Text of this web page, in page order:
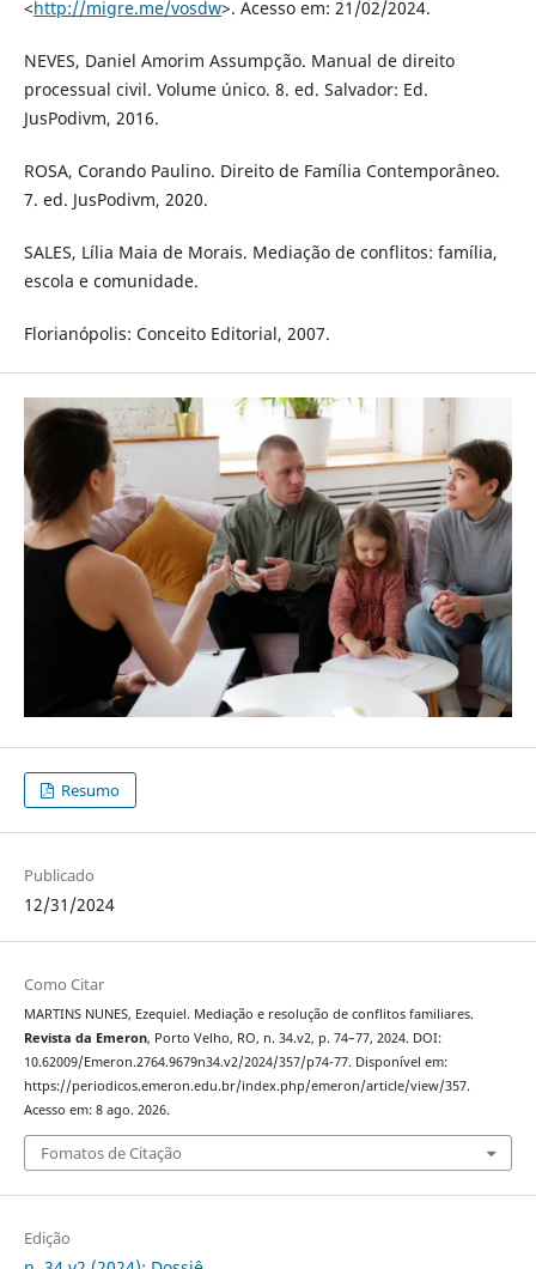
<http://migre.me/vosdw>. Acesso em: 21/02/2024.
NEVES, Daniel Amorim Assumpção. Manual de direito
processual civil. Volume único. 8. ed. Salvador: Ed.
JusPodivm, 2016.
ROSA, Corando Paulino. Direito de Família Contemporâneo.
7. ed. JusPodivm, 2020.
SALES, Lília Maia de Morais. Mediação de conflitos: família,
escola e comunidade.
Florianópolis: Conceito Editorial, 2007.
Resumo
Publicado
12/31/2024
Como Citar
MARTINS NUNES, Ezequiel. Mediação e resolução de conflitos familiares.
Revista da Emeron, Porto Velho, RO, n. 34.v2, p. 74–77, 2024. DOI:
10.62009/Emeron.2764.9679n34.v2/2024/357/p74-77. Disponível em:
https://periodicos.emeron.edu.br/index.php/emeron/article/view/357.
Acesso em: 8 ago. 2026.
Fomatos de Citação
Edição